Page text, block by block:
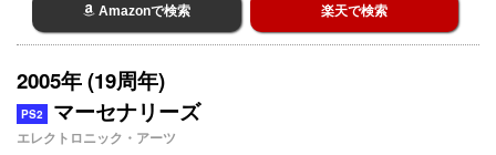
Amazonで検索 楽天で検索
2005年 (19周年)
PS2 マーセナリーズ
エレクトロニック・アーツ